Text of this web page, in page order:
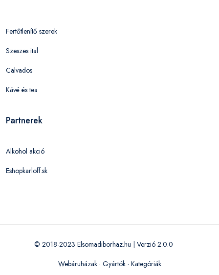
Fertőtlenítő szerek
Szeszes ital
Calvados
Kávé és tea
Partnerek
Alkohol akció
Eshopkarloff.sk
© 2018-2023 Elsomadiborhaz.hu | Verzió 2.0.0
Webáruházak· Gyártók· Kategóriák